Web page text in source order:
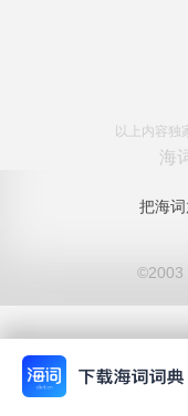
以上内容独
海
把海
©2003